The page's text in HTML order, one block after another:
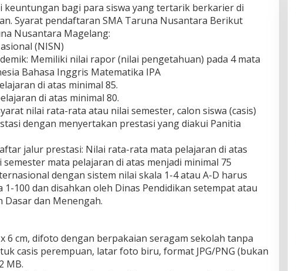
keuntungan bagi para siswa yang tertarik berkarier di
Syarat pendaftaran SMA Taruna Nusantara Berikut
Nusantara Magelang:
(NISN)
Memiliki nilai rapor (nilai pengetahuan) pada 4 mata
Bahasa Inggris Matematika IPA
di atas minimal 85.
di atas minimal 80.
nilai rata-rata atau nilai semester, calon siswa (casis)
dengan menyertakan prestasi yang diakui Panitia
jalur prestasi: Nilai rata-rata mata pelajaran di atas
mata pelajaran di atas menjadi minimal 75
dengan sistem nilai skala 1-4 atau A-D harus
1-100 dan disahkan oleh Dinas Pendidikan setempat atau
Dasar dan Menengah.
6 cm, difoto dengan berpakaian seragam sekolah tanpa
casis perempuan, latar foto biru, format JPG/PNG (bukan
MB.